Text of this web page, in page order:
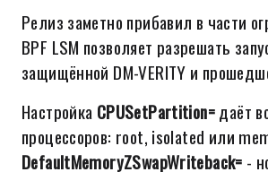
Релиз заметно прибавил в части
BPF LSM позволяет разрешать
защищённой DM-VERITY и
Настройка CPUSetPartition=даёт
процессоров: root, isolated или
DefaultMemoryZSwapWriteback= -